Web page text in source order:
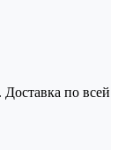
по всей